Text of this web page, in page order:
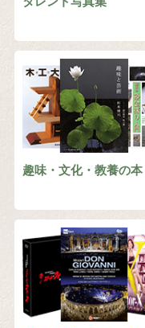
趣味・文化・教養の本